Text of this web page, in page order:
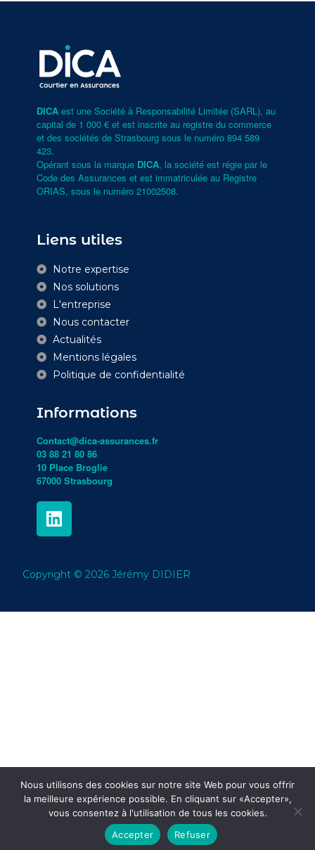
DICA est une Société à Responsabilité Limitée (SARL), au
capital de 1 000 € et est inscrite au registre du commerce
et des sociétés de Strasbourg sous le numéro 894 589
423.
Opérant sous la marque DICA, la société est régie par le
Code des Assurances et est immatriculée au Registre
ORIAS, sous le numéro21002508.
Liens utiles
Notre expertise
Nos solutions
L'entreprise
Nous contacter
Actualités
Mentions légales
Politique de confidentialité
Informations
Contact@dica-assurances.fr
03 88 21 80 86
10 Place Broglie
67000 Strasbourg
Copyright © 2026 Jérémy DIDIER
Nous utilisons des cookies sur notre site Web pour vous offrir
la meilleure expérience possible. En cliquant sur «Accepter»,
vous consentez à l'utilisation de tous les cookies.
Accepter
Refuser